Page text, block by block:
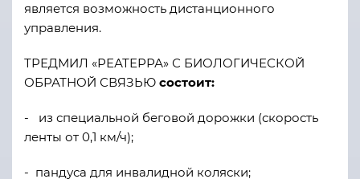
является возможность дистанционного
управления.
ТРЕДМИЛ «РЕАТЕРРА» С БИОЛОГИЧЕСКОЙ
ОБРАТНОЙ СВЯЗЬЮ состоит:
-
из специальной беговой дорожки (скорость
ленты от 0,1 км/ч);
- пандуса для инвалидной коляски;